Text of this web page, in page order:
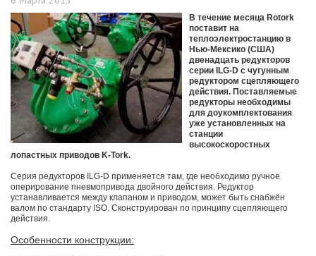
В течение месяца Rotork
поставит на
теплоэлектростанцию в
Нью-Мексико (США)
двенадцать редукторов
серии ILG-D с чугунным
редуктором сцепляющего
действия. Поставляемые
редукторы необходимы
для доукомплектования
уже установленных на
станции
высокоскоростных
лопастных приводов K-Tork.
Серия редукторов ILG-D применяется там, где необходимо ручное
оперирование пневмопривода двойного действия. Редуктор
устанавливается между клапаном и приводом, может быть снабжён
валом по стандарту ISO. Сконструирован по принципу сцепляющего
действия.
Особенности конструкции: